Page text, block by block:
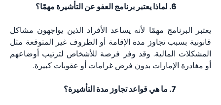
لماذا يعتبر برنامج العفو عن التأشيرة مهمًا؟
يعتبر البرنامج مهمًا لأنه يساعد الأفراد الذين يواجهون مشاكل
قانونية بسبب تجاوز مدة الإقامة أو الظروف غير المتوقعة مثل
المشكلات المالية. وقد وفر فرصة للأشخاص لترتيب أوضاعهم
أو مغادرة الإمارات بدون فرض غرامات أو عقوبات كبيرة.
ما هي قواعد تجاوز مدة التأشيرة؟